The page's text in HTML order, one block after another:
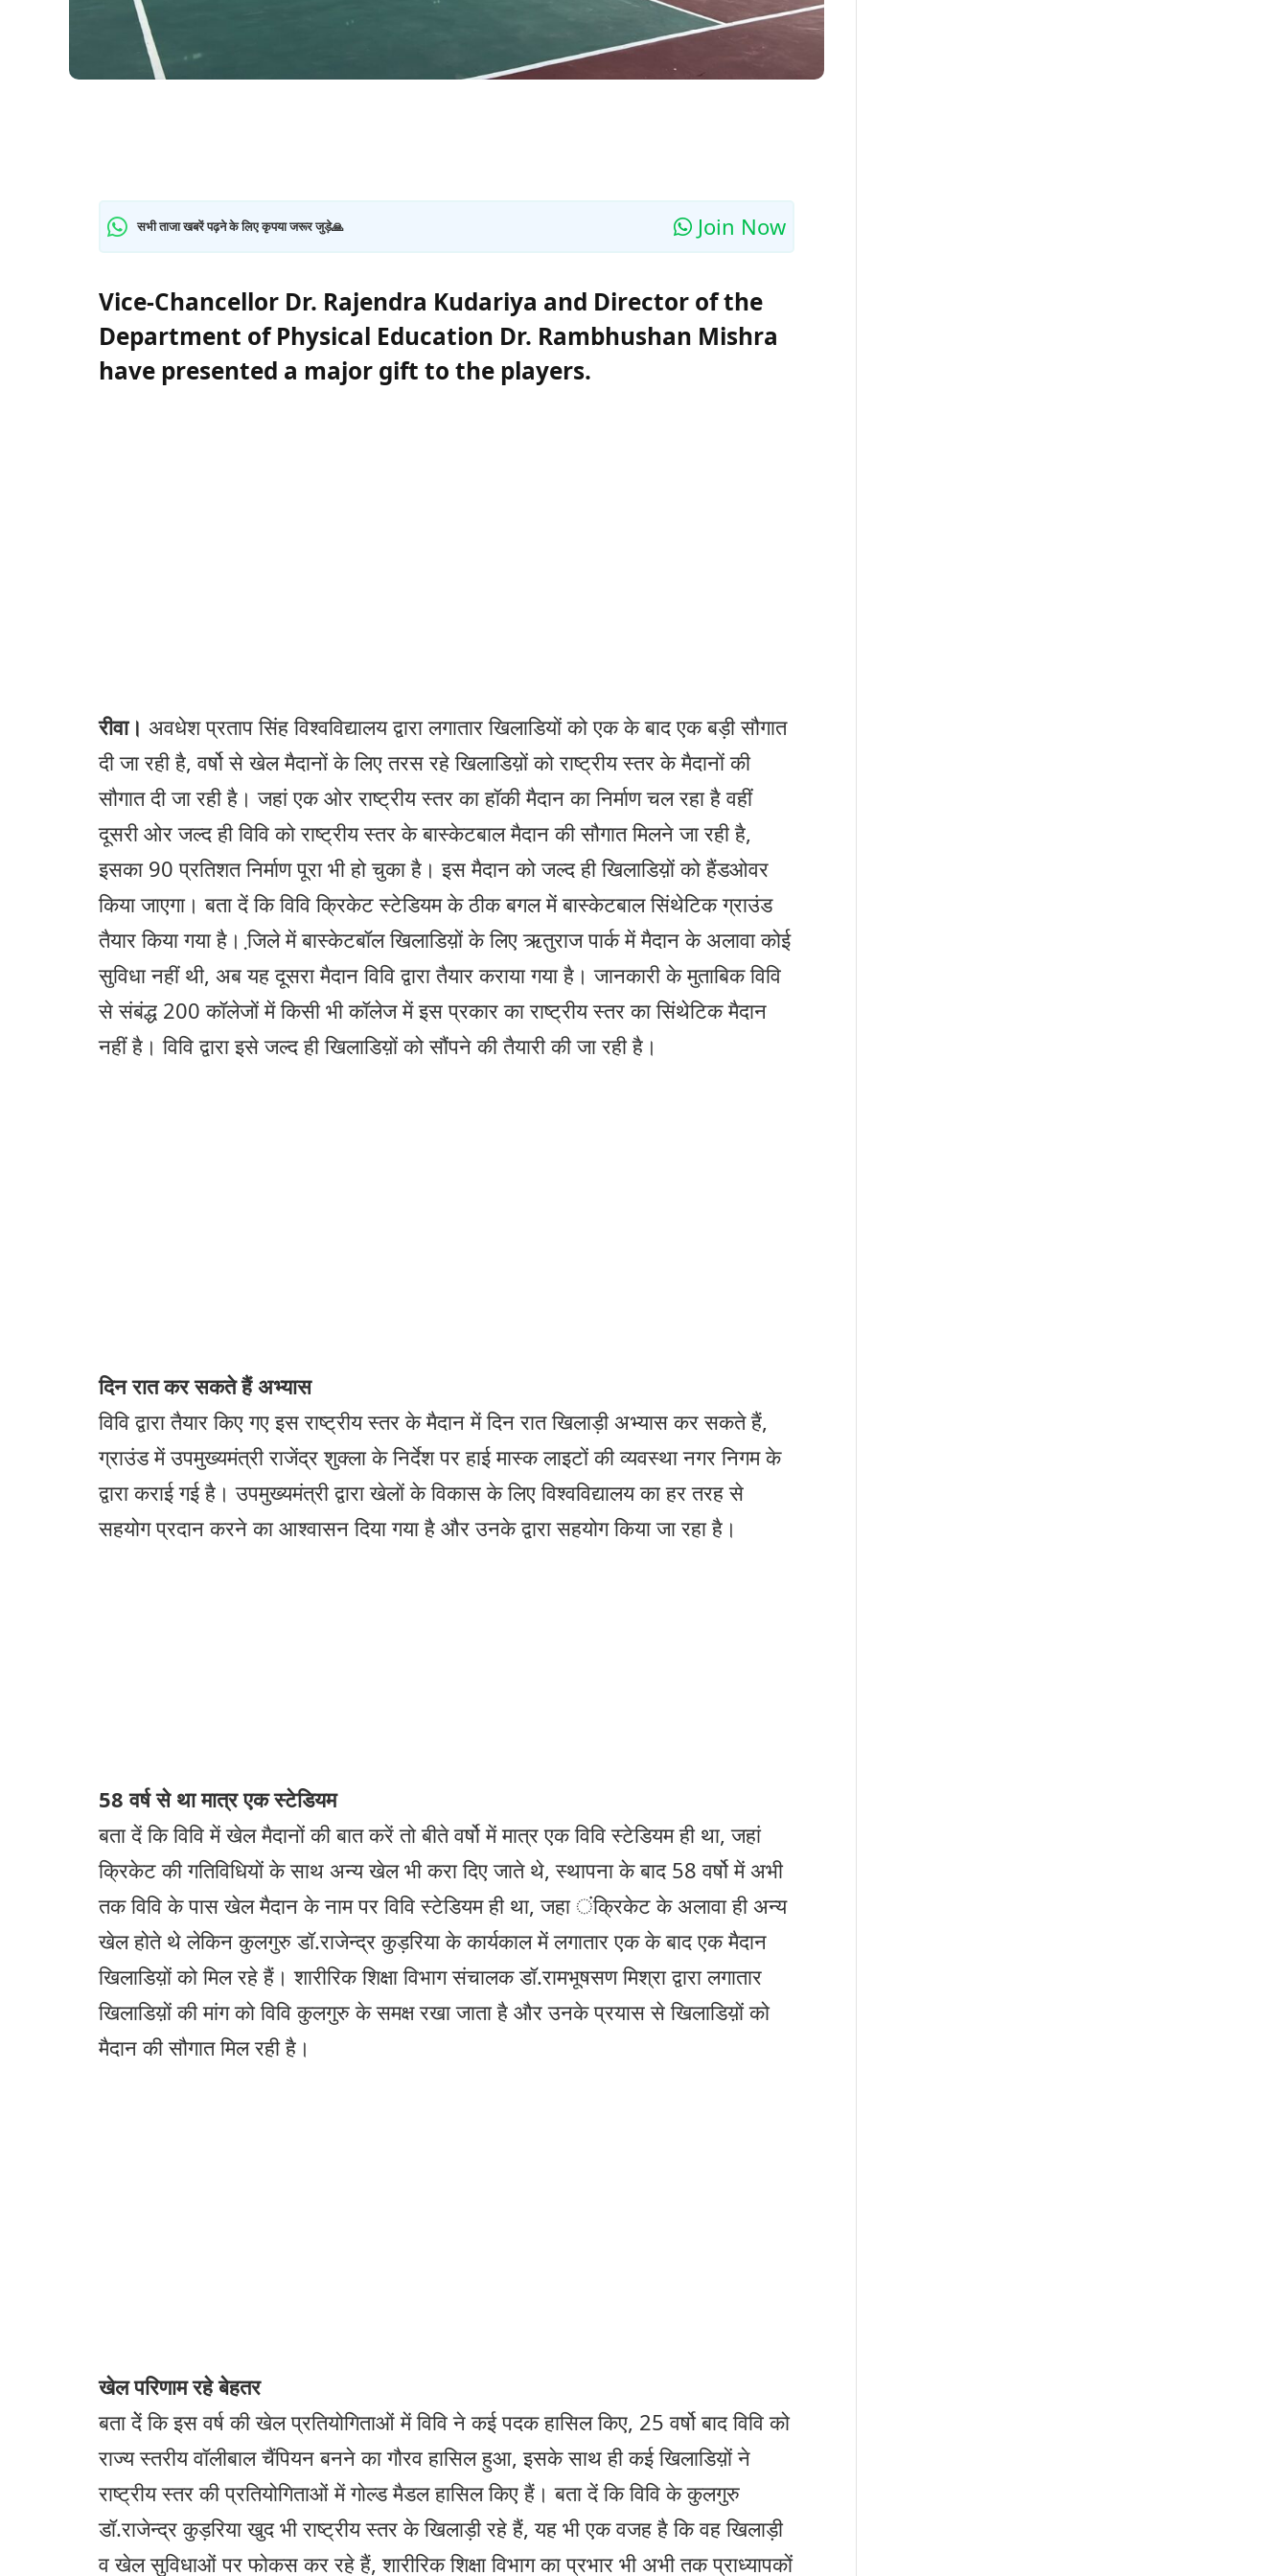
सभी ताजा खबरें पढ़ने के लिए कृपया जरूर जुड़े🙏 Join Now
Vice-Chancellor Dr. Rajendra Kudariya and Director of the
Department of Physical Education Dr. Rambhushan Mishra
have presented a major gift to the players.
रीवा। अवधेश प्रताप सिंह विश्वविद्यालय द्वारा लगातार खिलाडियों को एक के बाद एक बड़ी सौगात
दी जा रही है, वर्षो से खेल मैदानों के लिए तरस रहे खिलाडिय़ों को राष्ट्रीय स्तर के मैदानों की
सौगात दी जा रही है। जहां एक ओर राष्ट्रीय स्तर का हॉकी मैदान का निर्माण चल रहा है वहीं
दूसरी ओर जल्द ही विवि को राष्ट्रीय स्तर के बास्केटबाल मैदान की सौगात मिलने जा रही है,
इसका 90 प्रतिशत निर्माण पूरा भी हो चुका है। इस मैदान को जल्द ही खिलाडिय़ों को हैंडओवर
किया जाएगा। बता दें कि विवि क्रिकेट स्टेडियम के ठीक बगल में बास्केटबाल सिंथेटिक ग्राउंड
तैयार किया गया है। जि़ले में बास्केटबॉल खिलाडिय़ों के लिए ऋतुराज पार्क में मैदान के अलावा कोई
सुविधा नहीं थी, अब यह दूसरा मैदान विवि द्वारा तैयार कराया गया है। जानकारी के मुताबिक विवि
से संबंद्ध 200 कॉलेजों में किसी भी कॉलेज में इस प्रकार का राष्ट्रीय स्तर का सिंथेटिक मैदान
नहीं है। विवि द्वारा इसे जल्द ही खिलाडिय़ों को सौंपने की तैयारी की जा रही है।
दिन रात कर सकते हैं अभ्यास
विवि द्वारा तैयार किए गए इस राष्ट्रीय स्तर के मैदान में दिन रात खिलाड़ी अभ्यास कर सकते हैं,
ग्राउंड में उपमुख्यमंत्री राजेंद्र शुक्ला के निर्देश पर हाई मास्क लाइटों की व्यवस्था नगर निगम के
द्वारा कराई गई है। उपमुख्यमंत्री द्वारा खेलों के विकास के लिए विश्वविद्यालय का हर तरह से
सहयोग प्रदान करने का आश्वासन दिया गया है और उनके द्वारा सहयोग किया जा रहा है।
58 वर्ष से था मात्र एक स्टेडियम
बता दें कि विवि में खेल मैदानों की बात करें तो बीते वर्षो में मात्र एक विवि स्टेडियम ही था, जहां
क्रिकेट की गतिविधियों के साथ अन्य खेल भी करा दिए जाते थे, स्थापना के बाद 58 वर्षो में अभी
तक विवि के पास खेल मैदान के नाम पर विवि स्टेडियम ही था, जहा ंक्रिकेट के अलावा ही अन्य
खेल होते थे लेकिन कुलगुरु डॉ.राजेन्द्र कुड़रिया के कार्यकाल में लगातार एक के बाद एक मैदान
खिलाडिय़ों को मिल रहे हैं। शारीरिक शिक्षा विभाग संचालक डॉ.रामभूषसण मिश्रा द्वारा लगातार
खिलाडिय़ों की मांग को विवि कुलगुरु के समक्ष रखा जाता है और उनके प्रयास से खिलाडिय़ों को
मैदान की सौगात मिल रही है।
खेल परिणाम रहे बेहतर
बता देें कि इस वर्ष की खेल प्रतियोगिताओं में विवि ने कई पदक हासिल किए, 25 वर्षो बाद विवि को
राज्य स्तरीय वॉलीबाल चैंपियन बनने का गौरव हासिल हुआ, इसके साथ ही कई खिलाडिय़ों ने
राष्ट्रीय स्तर की प्रतियोगिताओं में गोल्ड मैडल हासिल किए हैं। बता दें कि विवि के कुलगुरु
डॉ.राजेन्द्र कुड़रिया खुद भी राष्ट्रीय स्तर के खिलाड़ी रहे हैं, यह भी एक वजह है कि वह खिलाड़ी
व खेल सुविधाओं पर फोकस कर रहे हैं, शारीरिक शिक्षा विभाग का प्रभार भी अभी तक प्राध्यापकों